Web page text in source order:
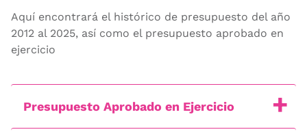
Aquí encontrará el histórico de presupuesto del año
2012 al 2025, así como el presupuesto aprobado en
ejercicio
Presupuesto Aprobado en Ejercicio